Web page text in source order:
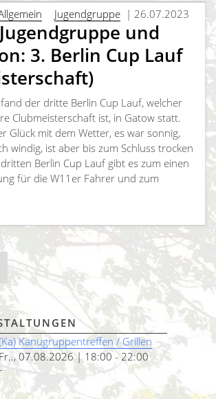
Jugendgruppe | 26.07.2023
und
3. Berlin Cup Lauf
der dritte Berlin Cup Lauf, welcher
Clubmeisterschaft ist, in Gatow statt.
Glück mit dem Wetter, es war sonnig,
windig, ist aber bis zum Schluss trocken
Berlin Cup Lauf gibt es zum einen
für die W11er Fahrer und zum
Kanugruppentreffen / Grillen
Fr.., 07.08.2026 | 18:00 - 22:00